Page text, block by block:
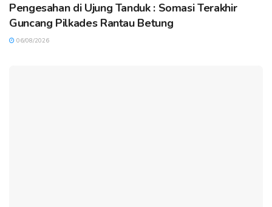
Pengesahan di Ujung Tanduk : Somasi Terakhir
Guncang Pilkades Rantau Betung
06/08/2026